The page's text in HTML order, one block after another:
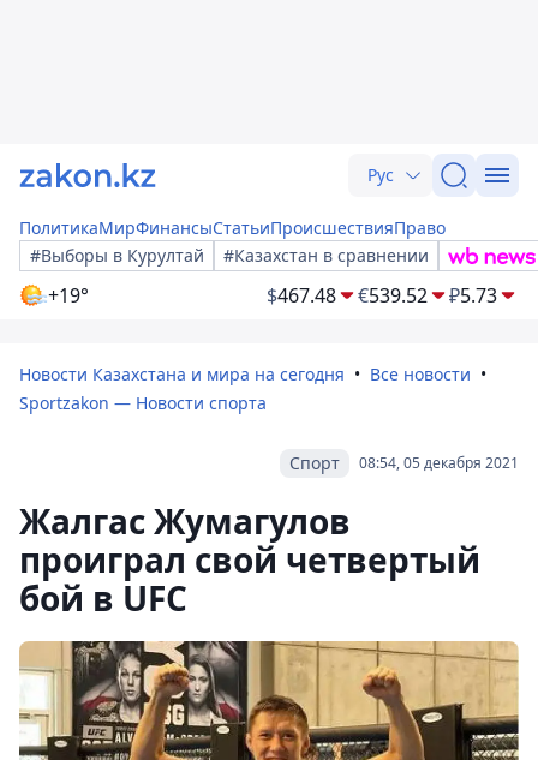
Рус
ПолитикаМирФинансыСтатьиПроисшествияПраво
#Выборы в Курултай
#Казахстан в сравнении
+19° $467.48 €539.52 ₽5.73
Новости Казахстана и мира на сегодня
Все новости
Sportzakon — Новости спорта
08:54, 05 декабря 2021
Спорт
Жалгас Жумагулов
проиграл свой четвертый
бой в UFC